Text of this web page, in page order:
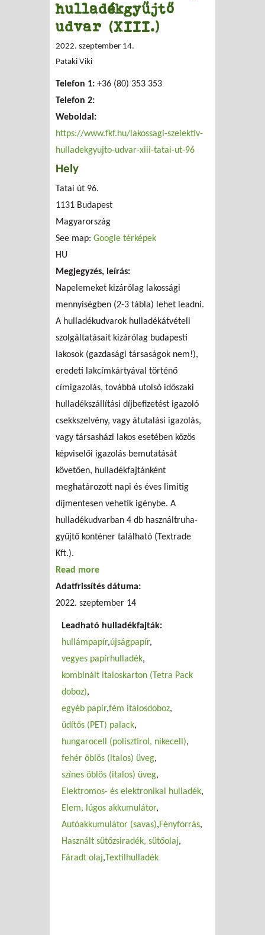
hulladékgyűjtő
udvar (XIII.)
2022. szeptember 14.
Pataki Viki
Telefon 1: +36 (80) 353 353
Telefon 2:
Weboldal:
https://www.fkf.hu/lakossagi-szelektiv-
hulladekgyujto-udvar-xiii-tatai-ut-96
Hely
Tatai út 96.
1131 Budapest
Magyarország
See map: Google térképek
HU
Megjegyzés, leírás:
Napelemeket kizárólag lakossági
mennyiségben (2-3 tábla) lehet leadni.
A hulladékudvarok hulladékátvételi
szolgáltatásait kizárólag budapesti
lakosok (gazdasági társaságok nem!),
eredeti lakcímkártyával történő
címigazolás, továbbá utolsó időszaki
hulladékszállítási díjbefizetést igazoló
csekkszelvény, vagy átutalási igazolás,
vagy társasházi lakos esetében közös
képviselői igazolás bemutatását
követően, hulladékfajtánként
meghatározott napi és éves limitig
díjmentesen vehetik igénybe. A
hulladékudvarban 4 db használtruha-
gyűjtő konténer található (Textrade
Kft.).
Read more
udvar (XIII.)
Adatfrissítés dátuma:
2022. szeptember 14
Leadható hulladékfajták:
hullámpapír újságpapír
vegyes papírhulladék
kombinált italoskarton (Tetra Pack
doboz)
egyéb papír fém italosdoboz
üdítős (PET) palack
hungarocell (polisztirol, nikecell)
fehér öblös (italos) üveg
színes öblös (italos) üveg
Elektromos- és elektronikai hulladék
Elem, lúgos akkumulátor
Autóakkumulátor (savas) Fényforrás
Használt sütőzsiradék, sütőolaj
Fáradt olaj Textilhulladék